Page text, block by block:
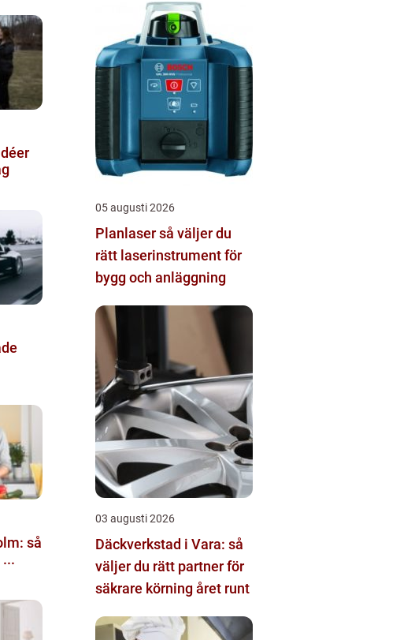
så
05 augusti 2026
Planlaser så väljer du
rätt laserinstrument för
bygg och anläggning
03 augusti 2026
Däckverkstad i Vara: så
väljer du rätt partner för
säkrare körning året runt